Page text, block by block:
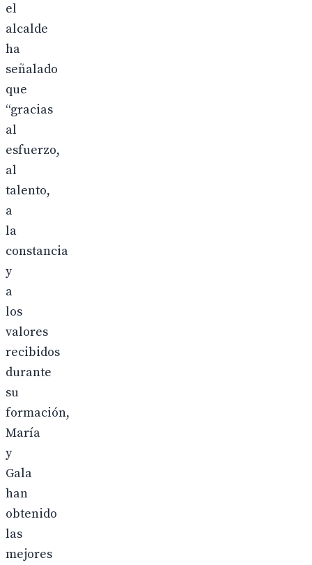
el
alcalde
ha
señalado
que
“gracias
al
esfuerzo,
al
talento,
a
la
constancia
y
a
los
valores
recibidos
durante
su
formación,
María
y
Gala
han
obtenido
las
mejores